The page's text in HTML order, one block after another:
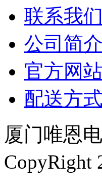
联系我们
公司简介
官方网站
配送方式
厦门唯恩
CopyRight